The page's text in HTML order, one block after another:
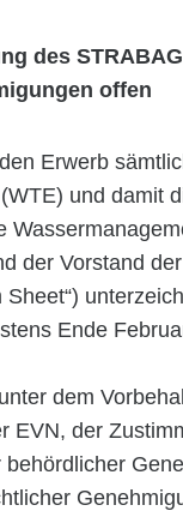
des
offen
Erwerb
und damit
der Vorstand
Ende
dem
EVN, der